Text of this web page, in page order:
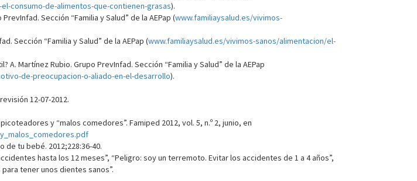
consumo-de-alimentos-que-contienen-grasas).
Sección “Familia y Salud” de la AEPap (www.familiaysalud.es/vivimos-
Sección “Familia y Salud” de la AEPap (www.familiaysalud.es/vivimos-sanos/alimentacion/el-
Martínez Rubio. Grupo PrevInfad. Sección “Familia y Salud” de la AEPap
de-preocupacion-o-aliado-en-el-desarrollo).
12-07-2012.
y “malos comedores”. Famiped 2012, vol. 5, n.º 2, junio, en
de tu bebé. 2012;228:36-40.
hasta los 12 meses”, “Peligro: soy un terremoto. Evitar los accidentes de 1 a 4 años”,
tener unos dientes sanos”.